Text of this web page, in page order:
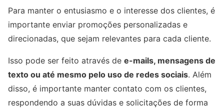
Para manter o entusiasmo e o interesse dos clientes, é
importante enviar promoções personalizadas e
direcionadas, que sejam relevantes para cada cliente.
Isso pode ser feito através de e-mails, mensagens de
texto ou até mesmo pelo uso de redes sociais. Além
disso, é importante manter contato com os clientes,
respondendo a suas dúvidas e solicitações de forma